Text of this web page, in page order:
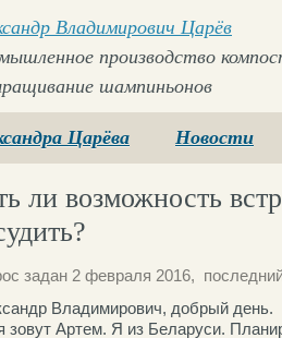
Владимирович Царёв
производство
шампиньонов
Царёва Новости
ли возможность
задан 2 февраля 2016,
Владимирович, добрый день.
зовут Артем. Я из Беларуси.